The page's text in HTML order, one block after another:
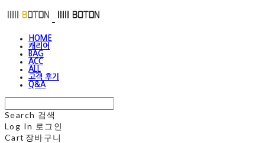
HOME
캐리어
BAG
ACC
ALL
고객 후기
Q&A
Search 검색
Log In 로그인
Cart 장바구니